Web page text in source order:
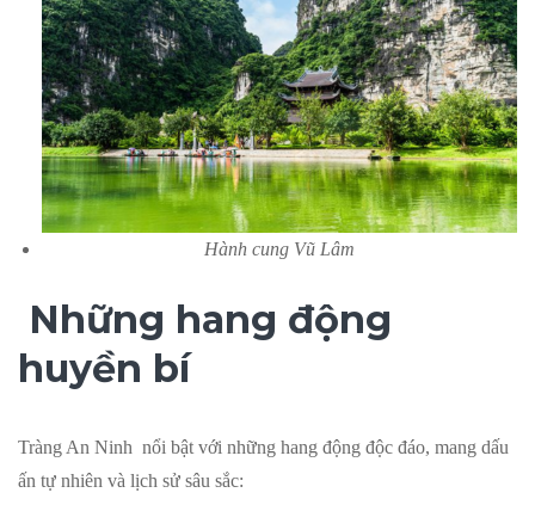
Hành cung Vũ Lâm
Những hang động
huyền bí
Tràng An Ninh nổi bật với những hang động độc đáo, mang dấu
ấn tự nhiên và lịch sử sâu sắc: